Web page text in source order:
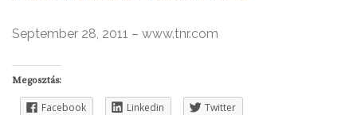
September 28, 2011 – www.tnr.com
Megosztás:
Facebook Linkedin Twitter